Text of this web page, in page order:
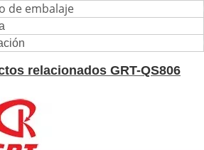
de embalaje
relacionados GRT-QS806